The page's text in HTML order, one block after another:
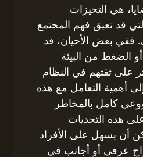
هي التحيزات
التي قد تعيق فهم المجتمع
ففي بعض الأحيان، قد
الضغط من البيئة
على ثقتهم في النظام
أهمية التعامل مع هذه
كامل بالمخاطر
هذه التحديات
أن يسهل على الأفراد
عرفي أو أجانب في